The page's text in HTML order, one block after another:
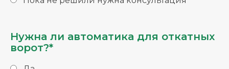
Нужна ли автоматика для откатных
ворот?*